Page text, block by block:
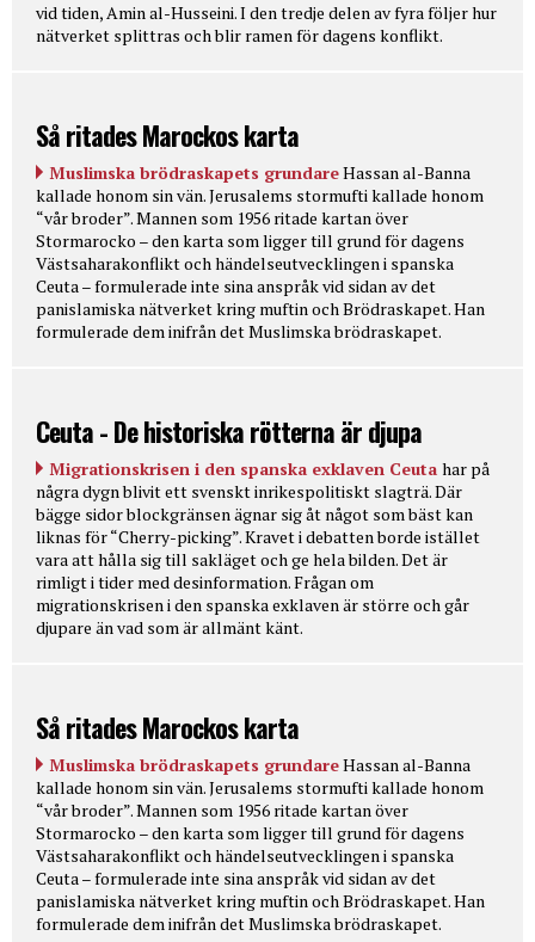
vid tiden, Amin al-Husseini. I den tredje delen av fyra följer hur
nätverket splittras och blir ramen för dagens konflikt.
Så ritades Marockos karta
Muslimska brödraskapets grundareHassan al-Banna
kallade honom sin vän. Jerusalems stormufti kallade honom
“vår broder”. Mannen som 1956 ritade kartan över
Stormarocko – den karta som ligger till grund för dagens
Västsaharakonflikt och händelseutvecklingen i spanska
Ceuta – formulerade inte sina anspråk vid sidan av det
panislamiska nätverket kring muftin och Brödraskapet. Han
formulerade dem inifrån det Muslimska brödraskapet.
Ceuta - De historiska rötterna är djupa
Migrationskrisen i den spanska exklaven Ceuta har på
några dygn blivit ett svenskt inrikespolitiskt slagträ. Där
bägge sidor blockgränsen ägnar sig åt något som bäst kan
liknas för “Cherry-picking”. Kravet i debatten borde istället
vara att hålla sig till sakläget och ge hela bilden. Det är
rimligt i tider med desinformation. Frågan om
migrationskrisen i den spanska exklaven är större och går
djupare än vad som är allmänt känt.
Så ritades Marockos karta
Muslimska brödraskapets grundareHassan al-Banna
kallade honom sin vän. Jerusalems stormufti kallade honom
“vår broder”. Mannen som 1956 ritade kartan över
Stormarocko – den karta som ligger till grund för dagens
Västsaharakonflikt och händelseutvecklingen i spanska
Ceuta – formulerade inte sina anspråk vid sidan av det
panislamiska nätverket kring muftin och Brödraskapet. Han
formulerade dem inifrån det Muslimska brödraskapet.